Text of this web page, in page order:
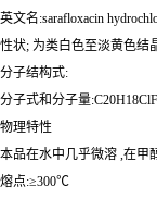
英文名:sarafloxacin
性状; 为类白色至淡黄色结
分子结构式:
分子式和分子量
物理特性
本品在水中几乎微溶 ,在甲
熔点:≥300℃